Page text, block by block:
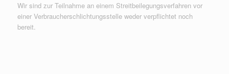
Wir sind zur Teilnahme an einem Streitbeilegungsverfahren vor
einer Verbraucherschlichtungsstelle weder verpflichtet noch
bereit.